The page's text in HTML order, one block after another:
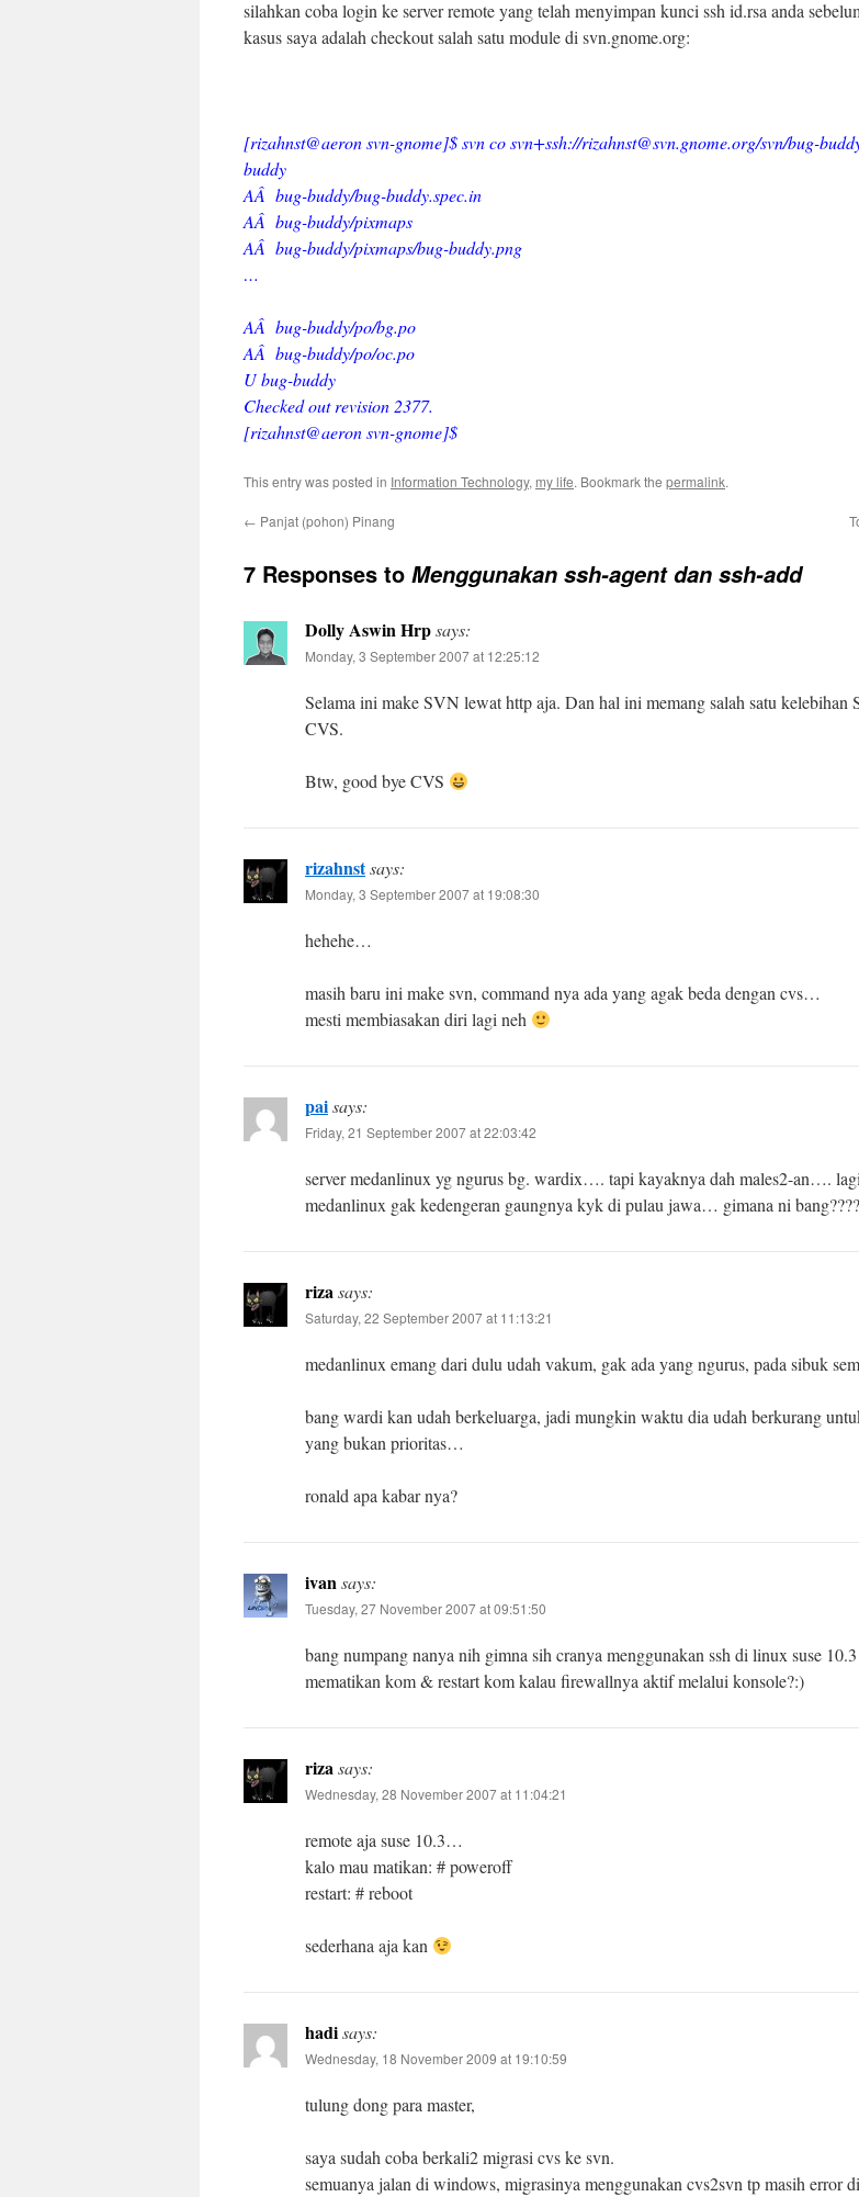
silahkan coba login ke server remote yang telah menyimpan kunci ssh id.rsa anda
kasus saya adalah checkout salah satu module di svn.gnome.org:
[rizahnst@aeron svn-gnome]$ svn co svn+ssh://rizahnst@svn.gnome.org/svn/bug-
buddy
AÂ bug-buddy/bug-buddy.spec.in
AÂ bug-buddy/pixmaps
AÂ bug-buddy/pixmaps/bug-buddy.png
…
AÂ bug-buddy/po/bg.po
AÂ bug-buddy/po/oc.po
U bug-buddy
Checked out revision 2377.
[rizahnst@aeron svn-gnome]$
This entry was posted in Information Technology, my life. Bookmark the permalink.
← Panjat (pohon) Pinang
7 Responses to Menggunakan ssh-agent dan ssh-add
Dolly Aswin Hrpsays:
Monday, 3 September 2007 at 12:25:12
Selama ini make SVN lewat http aja. Dan hal ini memang salah satu kelebihan
CVS.
Btw, good bye CVS
rizahnstsays:
Monday, 3 September 2007 at 19:08:30
hehehe…
masih baru ini make svn, command nya ada yang agak beda dengan cvs…
mesti membiasakan diri lagi neh
paisays:
Friday, 21 September 2007 at 22:03:42
server medanlinux yg ngurus bg. wardix…. tapi kayaknya dah males2-an….
medanlinux gak kedengeran gaungnya kyk di pulau jawa… gimana ni bang????
rizasays:
Saturday, 22 September 2007 at 11:13:21
medanlinux emang dari dulu udah vakum, gak ada yang ngurus, pada sibuk
bang wardi kan udah berkeluarga, jadi mungkin waktu dia udah berkurang
yang bukan prioritas…
ronald apa kabar nya?
ivansays:
Tuesday, 27 November 2007 at 09:51:50
bang numpang nanya nih gimna sih cranya menggunakan ssh di linux suse
mematikan kom & restart kom kalau firewallnya aktif melalui konsole?:)
rizasays:
Wednesday, 28 November 2007 at 11:04:21
remote aja suse 10.3…
kalo mau matikan: # poweroff
restart: # reboot
sederhana aja kan
hadisays:
Wednesday, 18 November 2009 at 19:10:59
tulung dong para master,
saya sudah coba berkali2 migrasi cvs ke svn.
semuanya jalan di windows, migrasinya menggunakan cvs2svn tp masih error